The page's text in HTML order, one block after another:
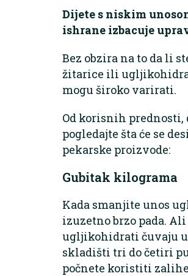
Dijete s niskim
ishrane izbacuje
Bez obzira na to da li
žitarice ili
mogu široko varirati.
Od korisnih prednosti,
pogledajte šta će se
pekarske proizvode:
Gubitak kilograma
Kada smanjite unos
izuzetno brzo pada. Ali
ugljikohidrati čuvaju
skladišti tri do četiri
počnete koristiti